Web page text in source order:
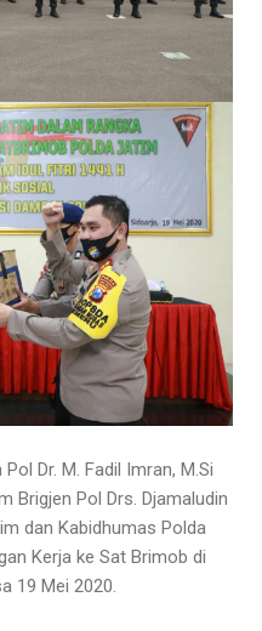
Dr. M. Fadil Imran, M.Si
Brigjen Pol Drs. Djamaludin
dan Kabidhumas Polda
Kerja ke Sat Brimob di
19 Mei 2020.